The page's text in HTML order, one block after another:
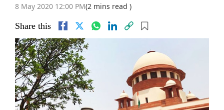
8 May 2020 12:00 PM(2 mins read )
Share this